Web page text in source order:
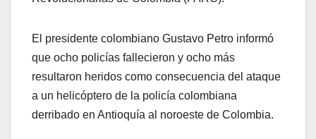
El presidente colombiano Gustavo Petro informó
que ocho policías fallecieron y ocho más
resultaron heridos como consecuencia del ataque
a un helicóptero de la policía colombiana
derribado en Antioquía al noroeste de Colombia.